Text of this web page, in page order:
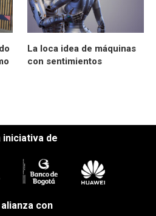
La loca idea de máquinas
con sentimientos
iniciativa de
alianza con